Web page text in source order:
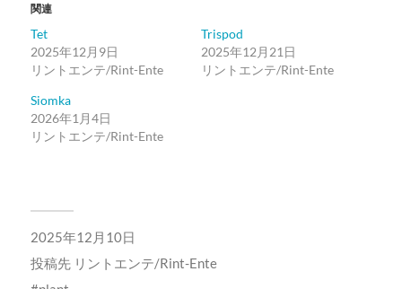
関連
Tet
2025年12月9日
リントエンテ/Rint-Ente
Trispod
2025年12月21日
リントエンテ/Rint-Ente
Siomka
2026年1月4日
リントエンテ/Rint-Ente
2025年12月10日
投稿先 リントエンテ/Rint-Ente